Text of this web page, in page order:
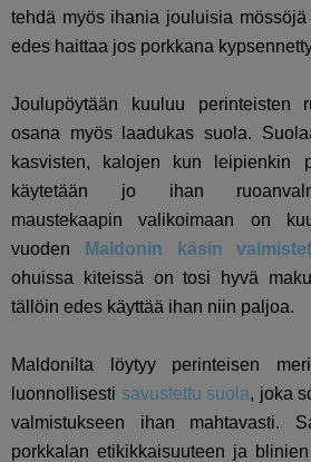
tehdä myös ihania jouluisia
edes haittaa jos porkkana
Joulupöytään kuuluu perinteisten
osana myös laadukas suola.
kasvisten, kalojen kun leipienkin
käytetään jo ihan
maustekaapin valikoimaan on
vuoden
Maldonin käsin
ohuissa kiteissä on tosi hyvä
tällöin edes käyttää ihan niin paljoa.
Maldonilta löytyy perinteisen
luonnollisesti savustettu suola, joka
valmistukseen ihan mahtavasti.
porkkalan etikikkaisuuteen ja